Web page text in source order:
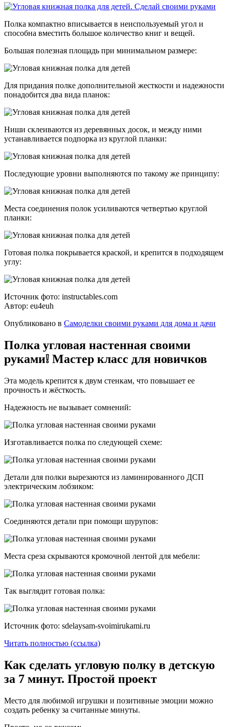
Полка компактно вписывается в неиспользуемый угол и
способна вместить большое количество книг и вещей.
Большая полезная площадь при минимальном размере:
Для придания полке дополнительной жесткости и надежности
понадобится два вида планок:
Ниши склеиваются из деревянных досок, и между ними
устанавливается подпорка из круглой планки:
Последующие уровни выполняются по такому же принципу:
Места соединения полок усиливаются четвертью круглой
планки:
Готовая полка покрывается краской, и крепится в подходящем
углу:
Источник фото: instructables.com
Автор: eu4euh
Опубликовано в Самоделки своими руками для дома и дачи
Полка угловая настенная своими
руками❕ Мастер класс для новичков
Эта модель крепится к двум стенкам, что повышает ее
прочность и жёсткость.
Надежность не вызывает сомнений:
Изготавливается полка по следующей схеме:
Детали для полки вырезаются из ламинированного ДСП
электрическим лобзиком:
Соединяются детали при помощи шурупов:
Места среза скрываются кромочной лентой для мебели:
Так выглядит готовая полка:
Источник фото: sdelaysam-svoimirukami.ru
Читать полностью (ссылка)
Как сделать угловую полку в детскую
за 7 минут. Простой проект
Место для любимой игрушки и позитивные эмоции можно
создать ребенку за считанные минуты.